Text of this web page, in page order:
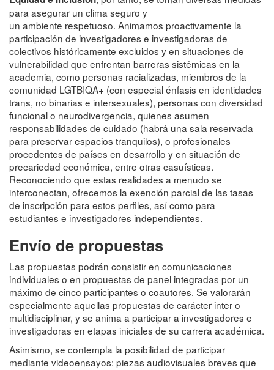
para asegurar un clima seguro y
un ambiente respetuoso. Animamos proactivamente la
participación de investigadores e investigadoras de
colectivos históricamente excluidos y en situaciones de
vulnerabilidad que enfrentan barreras sistémicas en la
academia, como personas racializadas, miembros de la
comunidad LGTBIQA+ (con especial énfasis en identidades
trans, no binarias e intersexuales), personas con diversidad
funcional o neurodivergencia, quienes asumen
responsabilidades de cuidado (habrá una sala reservada
para preservar espacios tranquilos), o profesionales
procedentes de países en desarrollo y en situación de
precariedad económica, entre otras casuísticas.
Reconociendo que estas realidades a menudo se
interconectan, ofrecemos la exención parcial de las tasas
de inscripción para estos perfiles, así como para
estudiantes e investigadores independientes.
Envío de propuestas
Las propuestas podrán consistir en comunicaciones
individuales o en propuestas de panel integradas por un
máximo de cinco participantes o coautores. Se valorarán
especialmente aquellas propuestas de carácter inter o
multidisciplinar, y se anima a participar a investigadores e
investigadoras en etapas iniciales de su carrera académica.
Asimismo, se contempla la posibilidad de participar
mediante videoensayos: piezas audiovisuales breves que